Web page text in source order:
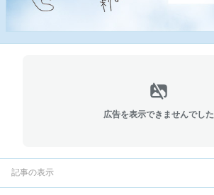
広告を表示できませんでした
記事の表示